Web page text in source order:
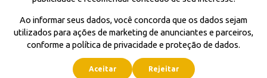
Ao informar seus dados, você concorda que os dados sejam
utilizados para ações de marketing de anunciantes e parceiros,
conforme a política de privacidade e proteção de dados.
Aceitar Rejeitar